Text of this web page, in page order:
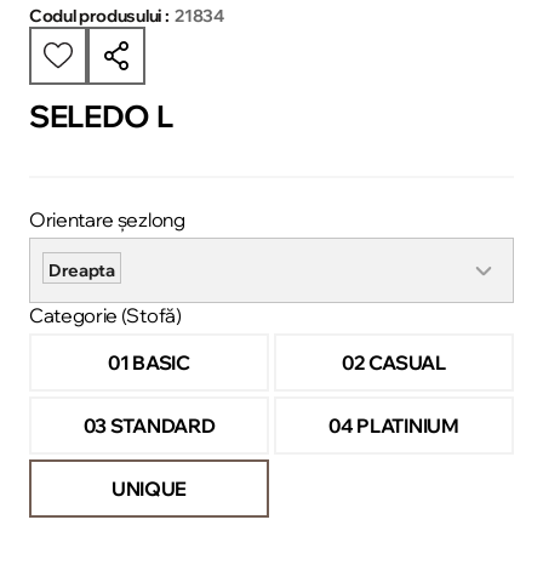
Codul produsului : 21834
SELEDO L
Orientare șezlong
Dreapta
Categorie (Stofă)
01 BASIC
02 CASUAL
03 STANDARD 04 PLATINIUM
UNIQUE